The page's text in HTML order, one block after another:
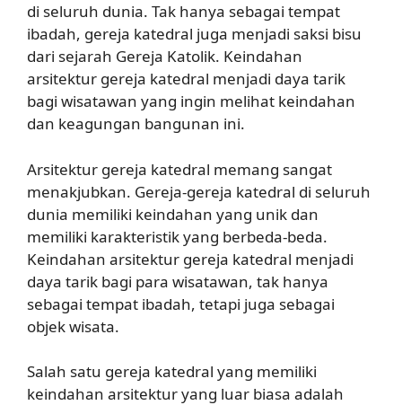
di seluruh dunia. Tak hanya sebagai tempat
ibadah, gereja katedral juga menjadi saksi bisu
dari sejarah Gereja Katolik. Keindahan
arsitektur gereja katedral menjadi daya tarik
bagi wisatawan yang ingin melihat keindahan
dan keagungan bangunan ini.
Arsitektur gereja katedral memang sangat
menakjubkan. Gereja-gereja katedral di seluruh
dunia memiliki keindahan yang unik dan
memiliki karakteristik yang berbeda-beda.
Keindahan arsitektur gereja katedral menjadi
daya tarik bagi para wisatawan, tak hanya
sebagai tempat ibadah, tetapi juga sebagai
objek wisata.
Salah satu gereja katedral yang memiliki
keindahan arsitektur yang luar biasa adalah